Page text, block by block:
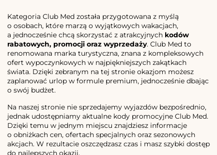
Kategoria Club Med została przygotowana z myślą
o osobach, które marzą o wyjątkowych wakacjach,
a jednocześnie chcą skorzystać z atrakcyjnych kodów
rabatowych, promocji oraz wyprzedaży. Club Med to
renomowana marka turystyczna, znana z kompleksowych
ofert wypoczynkowych w najpiękniejszych zakątkach
świata. Dzięki zebranym na tej stronie okazjom możesz
zaplanować urlop w formule premium, jednocześnie dbając
o swój budżet.
Na naszej stronie nie sprzedajemy wyjazdów bezpośrednio,
jednak udostępniamy aktualne kody promocyjne Club Med.
Dzięki temu w jednym miejscu znajdziesz informacje
o obniżkach cen, ofertach specjalnych oraz sezonowych
akcjach. W rezultacie oszczędzasz czas i masz szybki dostęp
do najlepszych okazji.